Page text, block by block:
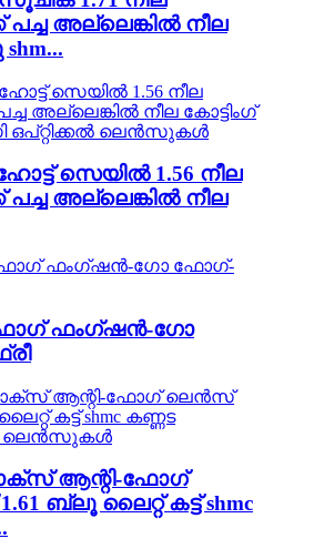
അല്ലെങ്കിൽ നീല
ഹോട്ട് സെയിൽ 1.56 നീല
അല്ലെങ്കിൽ നീല
ഫംഗ്‌ഷൻ-ഗോ
ആന്റി-ഫോഗ്
ബ്ലൂ ലൈറ്റ് കട്ട് shmc